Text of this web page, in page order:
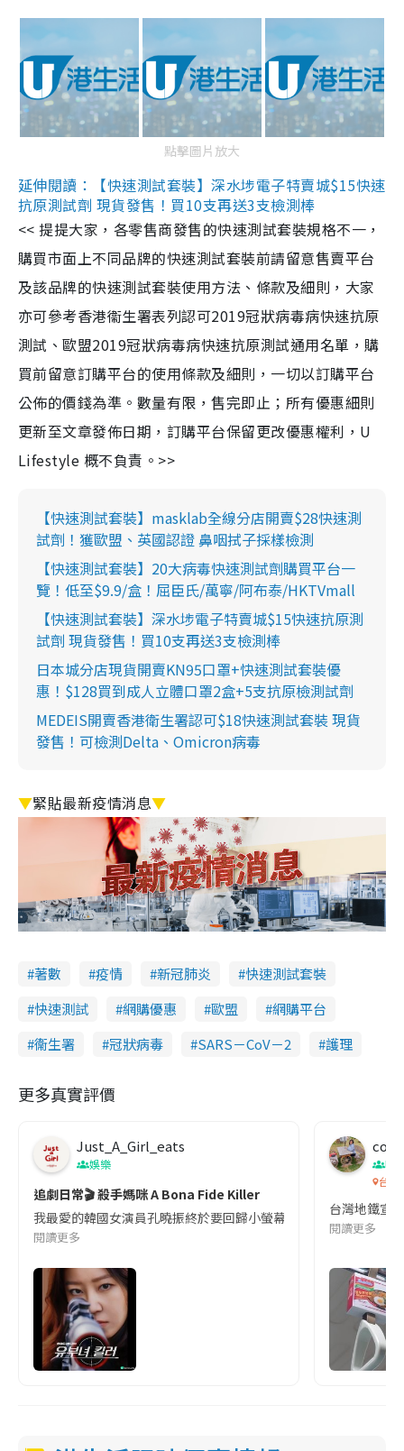
點擊圖片放大
延伸閱讀：【快速測試套裝】深水埗電子特賣城$15快速
抗原測試劑 現貨發售！買10支再送3支檢測棒
<< 提提大家，各零售商發售的快速測試套裝規格不一，
購買市面上不同品牌的快速測試套裝前請留意售賣平台
及該品牌的快速測試套裝使用方法、條款及細則，大家
亦可參考香港衞生署表列認可2019冠狀病毒病快速抗原
測試、歐盟2019冠狀病毒病快速抗原測試通用名單，購
買前留意訂購平台的使用條款及細則，一切以訂購平台
公佈的價錢為準。數量有限，售完即止；所有優惠細則
更新至文章發佈日期，訂購平台保留更改優惠權利，U
Lifestyle 概不負責。>>
【快速測試套裝】masklab全線分店開賣$28快速測
試劑！獲歐盟、英國認證 鼻咽拭子採樣檢測
【快速測試套裝】20大病毒快速測試劑購買平台一
覽！低至$9.9/盒！屈臣氏/萬寧/阿布泰/HKTVmall
【快速測試套裝】深水埗電子特賣城$15快速抗原測
試劑 現貨發售！買10支再送3支檢測棒
日本城分店現貨開賣KN95口罩+快速測試套裝優
惠！$128買到成人立體口罩2盒+5支抗原檢測試劑
MEDEIS開賣香港衛生署認可$18快速測試套裝 現貨
發售！可檢測Delta、Omicron病毒
▼緊貼最新疫情消息▼
著數 疫情 新冠肺炎
快速測試套裝
快速測試
網購優惠 歐盟
網購平台
衞生署
冠狀病毒 SARS－CoV－2 護理
更多真實評價
Just_A_Girl_eats
娛樂
追劇日常🎬 殺手媽咪 A Bona Fide Killer
我最愛的韓國女演員孔曉振終於要回歸小螢幕啦!這次的劇本改編
閱讀更多
co
吹
台灣
台灣地鐵宣
閱讀更多